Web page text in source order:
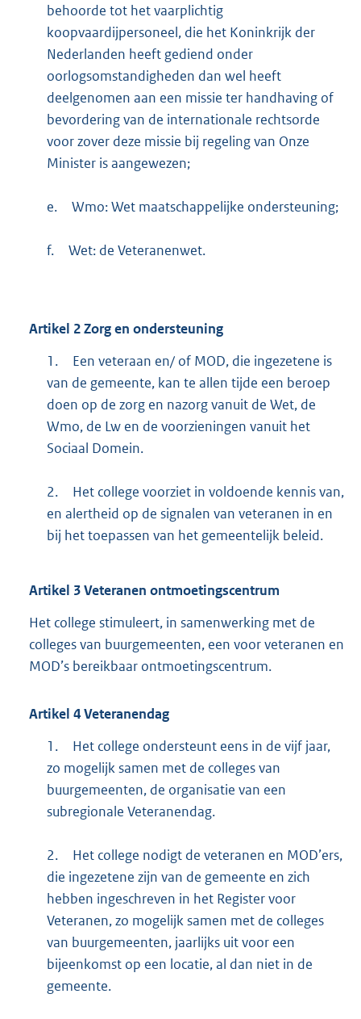
behoorde tot het vaarplichtig
koopvaardijpersoneel, die het Koninkrijk der
Nederlanden heeft gediend onder
oorlogsomstandigheden dan wel heeft
deelgenomen aan een missie ter handhaving of
bevordering van de internationale rechtsorde
voor zover deze missie bij regeling van Onze
Minister is aangewezen;
e. Wmo: Wet maatschappelijke ondersteuning;
f. Wet: de Veteranenwet.
Artikel 2Zorg en ondersteuning
1.
Een veteraan en/ of MOD, die ingezetene is
van de gemeente, kan te allen tijde een beroep
doen op de zorg en nazorg vanuit de Wet, de
Wmo, de Lw en de voorzieningen vanuit het
Sociaal Domein.
2.
Het college voorziet in voldoende kennis van,
en alertheid op de signalen van veteranen in en
bij het toepassen van het gemeentelijk beleid.
Artikel 3Veteranen ontmoetingscentrum
Het college stimuleert, in samenwerking met de
colleges van buurgemeenten, een voor veteranen en
MOD’s bereikbaar ontmoetingscentrum.
Artikel 4Veteranendag
1.
Het college ondersteunt eens in de vijf jaar,
zo mogelijk samen met de colleges van
buurgemeenten, de organisatie van een
subregionale Veteranendag.
2.
Het college nodigt de veteranen en MOD’ers,
die ingezetene zijn van de gemeente en zich
hebben ingeschreven in het Register voor
Veteranen, zo mogelijk samen met de colleges
van buurgemeenten, jaarlijks uit voor een
bijeenkomst op een locatie, al dan niet in de
gemeente.